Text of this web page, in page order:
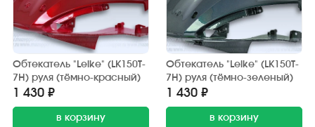
Обтекатель "Leike" (LK150T-
7H) руля (тёмно-красный)
1 430 ₽
в корзину
Обтекатель "Leike" (LK150T-
7H) руля (тёмно-зеленый)
1 430 ₽
в корзину